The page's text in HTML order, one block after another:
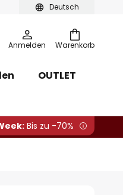
Deutsch
Warenkorb
Anmelden
OUTLET
Bis zu -70%